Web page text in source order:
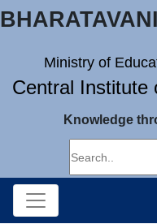
Ministry of
Central Institute
Knowledge